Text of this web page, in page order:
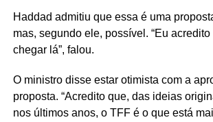
Haddad admitiu que essa é uma
mas, segundo ele, possível. “Eu
chegar lá”, falou.
O ministro disse estar otimista com a
proposta. “Acredito que, das ideias
nos últimos anos, o TFF é o que está